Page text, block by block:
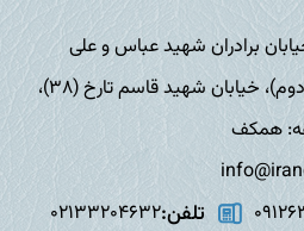
برادران شهید عباس و علی
فخارنیا(15متری دوم)، خیابان شهید قاسم تارخ (38)،
تلفن:02133204632